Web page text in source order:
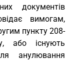
документів
вимогам,
пункту 208-
або існують
анулювання